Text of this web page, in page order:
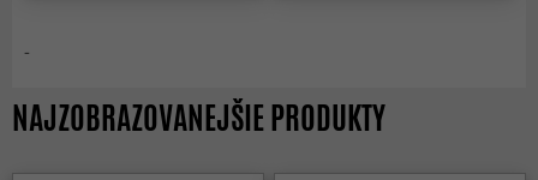
-
NAJZOBRAZOVANEJŠIE PRODUKTY